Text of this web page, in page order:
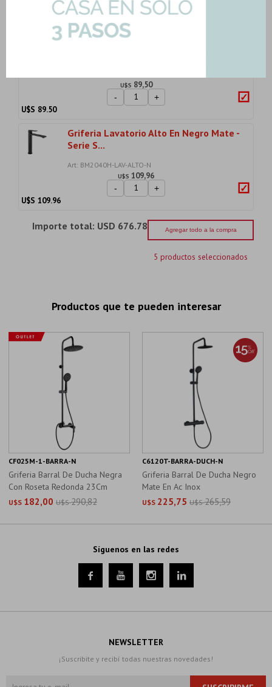
- +
Bidet Con Transf Negro Ac Inox 304
U$S 89,50
- +
U$S 89.50
Griferia Lavatorio Alto En Negro Mate -
Serie S...
Art: BM2040H-LAV-ALTO-N
U$S 109,96
- +
U$S 109.96
Importe total: USD 676.78 Agregar todo a la compra
5 productos seleccionados
Productos que te pueden interesar
Griferia Barral De Ducha Negra
Con Roseta Redonda 23Cm
U$S 182,00 U$S 290,82
CF025M-1-BARRA-N
Griferia Barral De Ducha Negro
Mate En Ac Inox
U$S 225,75 U$S 265,59
C6120T-BARRA-DUCH-N
Síguenos en las redes
   
NEWSLETTER
¡Suscribite y recibí todas nuestras novedades!